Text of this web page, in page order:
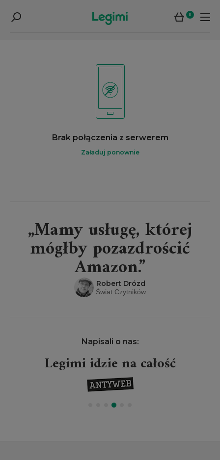
0
Brak połączenia z serwerem
Załaduj ponownie
„Mamy usługę, której
mógłby pozazdrościć
Amazon.”
Robert Drózd
Świat Czytników
Napisali o nas:
Legimi idzie na całość